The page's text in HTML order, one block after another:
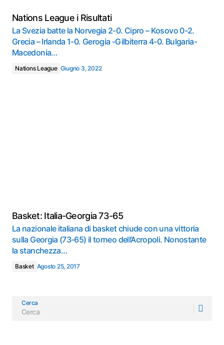
Nations League i Risultati
La Svezia batte la Norvegia 2-0. Cipro – Kosovo 0-2.
Grecia – Irlanda 1-0. Gerogia -Gilbiterra 4-0. Bulgaria-
Macedonia…
Nations League Giugno 3, 2022
Basket: Italia-Georgia 73-65
La nazionale italiana di basket chiude con una vittoria
sulla Georgia (73-65) il torneo dell’Acropoli. Nonostante
la stanchezza…
Basket Agosto 25, 2017
Cerca